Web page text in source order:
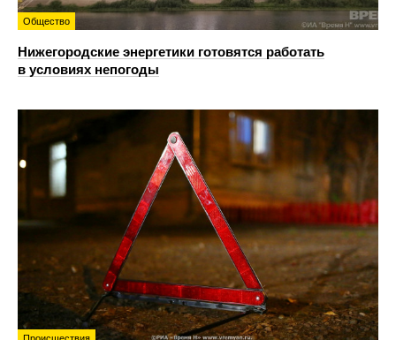
Общество
Нижегородские энергетики готовятся работать
в условиях непогоды